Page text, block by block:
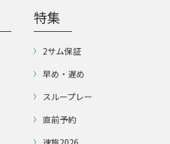
特集
2サム保証
早め・遅め
スループレー
直前予約